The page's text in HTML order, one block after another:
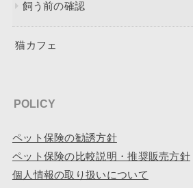
飼う前の確認
猫カフェ
POLICY
ペット保険の勧誘方針
ペット保険の比較説明・推奨販売方針
個人情報の取り扱いについて